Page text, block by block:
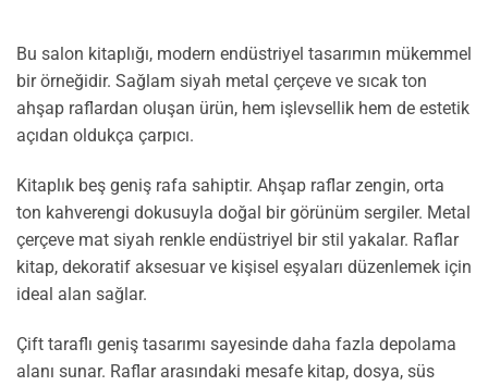
Bu salon kitaplığı, modern endüstriyel tasarımın mükemmel
bir örneğidir. Sağlam siyah metal çerçeve ve sıcak ton
ahşap raflardan oluşan ürün, hem işlevsellik hem de estetik
açıdan oldukça çarpıcı.
Kitaplık beş geniş rafa sahiptir. Ahşap raflar zengin, orta
ton kahverengi dokusuyla doğal bir görünüm sergiler. Metal
çerçeve mat siyah renkle endüstriyel bir stil yakalar. Raflar
kitap, dekoratif aksesuar ve kişisel eşyaları düzenlemek için
ideal alan sağlar.
Çift taraflı geniş tasarımı sayesinde daha fazla depolama
alanı sunar. Raflar arasındaki mesafe kitap, dosya, süs